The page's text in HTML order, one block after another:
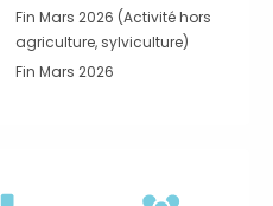
Fin Mars 2026 (Activité hors
agriculture, sylviculture)
Fin Mars 2026